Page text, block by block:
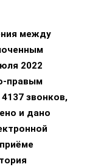
между
2022
правым
звонков,
и дано